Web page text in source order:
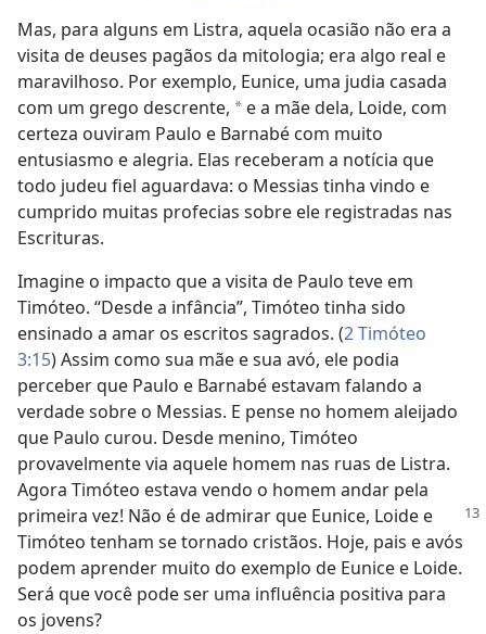
Mas, para alguns em Listra, aquela ocasião não era a
visita de deuses pagãos da mitologia; era algo real e
maravilhoso. Por exemplo, Eunice, uma judia casada
com um grego descrente, a e a mãe dela, Loide, com
certeza ouviram Paulo e Barnabé com muito
entusiasmo e alegria. Elas receberam a notícia que
todo judeu fiel aguardava: o Messias tinha vindo e
cumprido muitas profecias sobre ele registradas nas
Escrituras.
Imagine o impacto que a visita de Paulo teve em
Timóteo. “Desde a infância”, Timóteo tinha sido
ensinado a amar os escritos sagrados. (2 Timóteo
3:15) Assim como sua mãe e sua avó, ele podia
perceber que Paulo e Barnabé estavam falando a
verdade sobre o Messias. E pense no homem aleijado
que Paulo curou. Desde menino, Timóteo
provavelmente via aquele homem nas ruas de Listra.
Agora Timóteo estava vendo o homem andar pela
primeira vez! Não é de admirar que Eunice, Loide e
Timóteo tenham se tornado cristãos. Hoje, pais e avós
podem aprender muito do exemplo de Eunice e Loide.
Será que você pode ser uma influência positiva para
os jovens?